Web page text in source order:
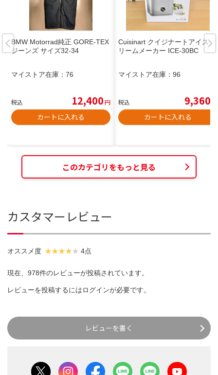
BMW Motorrad純正 GORE-TEX
ジーンズ サイズ32-34
マイストア在庫： 76
税込 12,400円
カートに入れる
Cuisinart クイジナートアイスク
リームメーカー ICE-30BC
マイストア在庫： 96
税込 9,360
カートに入れる
このカテゴリをもっと見る
カスタマーレビュー
オススメ度 4点
現在、978件のレビューが投稿されています。
レビューを投稿するにはログインが必要です。
レビューを書く